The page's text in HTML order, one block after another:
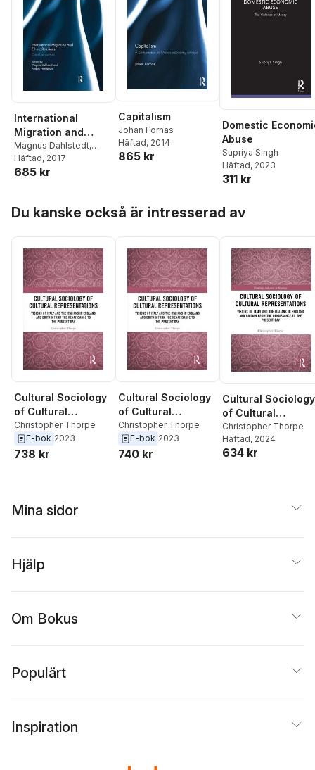
International
Migration and
Ethnic Relations
Magnus Dahlstedt,
Anders Neergaard
Häftad, 2017
685 kr
Capitalism
Johan Fornäs
Häftad, 2014
865 kr
Domestic
Abuse
Supriya Singh
Häftad, 2023
311 kr
Du kanske också är intresserad av
Cultural Sociology
of Cultural
Representations
Christopher Thorpe
E-bok 2023
738 kr
Cultural Sociology
of Cultural
Representations
Christopher Thorpe
E-bok 2023
740 kr
Cultural Sociology
of Cultural
Representations
Christopher Thorpe
Häftad, 2024
634 kr
Mina sidor
Hjälp
Om Bokus
Populärt
Inspiration